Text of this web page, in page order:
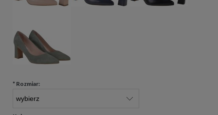
* Rozmiar: